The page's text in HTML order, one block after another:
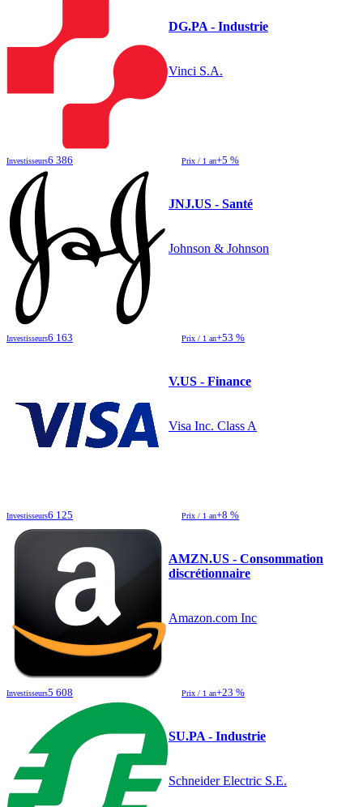
DG.PA - Industrie
Vinci S.A.
Investisseurs6 386 Prix / 1 an+5 %
JNJ.US - Santé
Johnson & Johnson
Investisseurs6 163 Prix / 1 an+53 %
V.US - Finance
Visa Inc. Class A
Investisseurs6 125 Prix / 1 an+8 %
AMZN.US - Consommation
discrétionnaire
Amazon.com Inc
Investisseurs5 608 Prix / 1 an+23 %
SU.PA - Industrie
Schneider Electric S.E.